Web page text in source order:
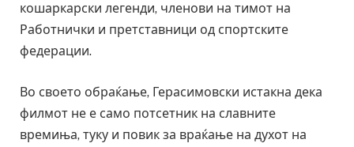
кошаркарски легенди, членови на тимот на
Работнички и претставници од спортските
федерации.
Во своето обраќање, Герасимовски истакна дека
филмот не е само потсетник на славните
времиња, туку и повик за враќање на духот на